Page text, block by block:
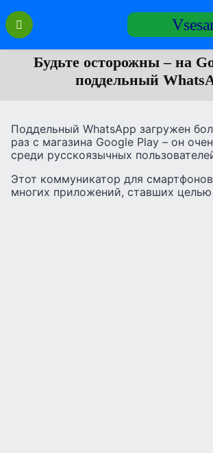
Перейти
содержаниюБудьте осторожны – на
поддельный
Поддельный WhatsApp загружен
раз с магазина Google Play – он
среди русскоязычных
Этот коммуникатор для
многих приложений, ставших